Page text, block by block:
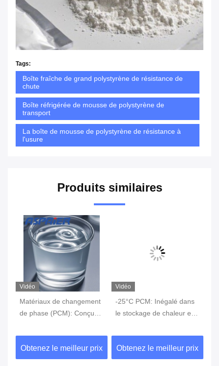
Tags:
Boîte fraîche de grand polystyrène de résistance de
chute
Boîte réfrigérée de mousse de polystyrène de
transport
La boîte de mousse de polystyrène de résistance à
l'usure
Produits similaires
Vidéo
Matériaux de changement
de phase (PCM): Conçus
précision à la température
de changement de phase
spécifique de -9 °C -
Obtenez le meilleur prix
Vidéo
-25°C PCM: Inégalé dans
le stockage de chaleur et
température pour les
applications à faible
température - Il a une
Obtenez le meilleur prix